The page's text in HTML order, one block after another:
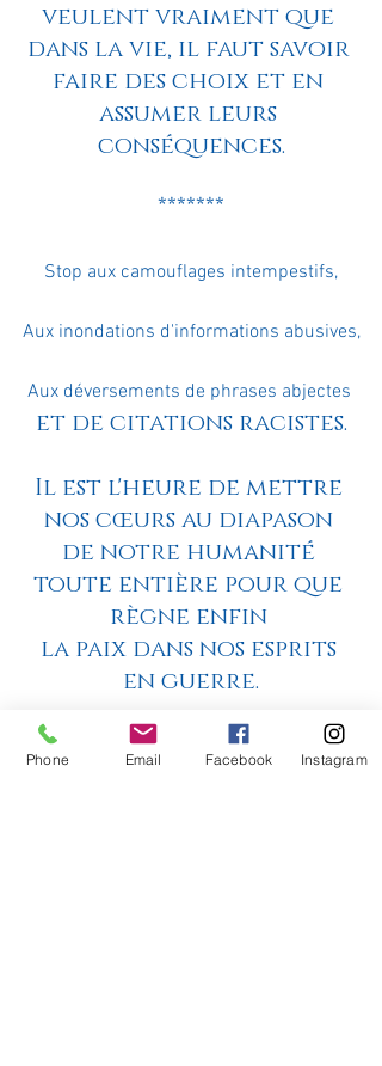
veulent vraiment que
dans la vie, il faut savoir
faire des choix et en
assumer leurs
conséquences.
*******
Stop aux camouflages intempestifs,
Aux inondations d'informations abusives,
Aux déversements de phrases abjectes
et de citations racistes.
Il est l'heure de mettre
nos cœurs au diapason
de notre humanité
toute entière pour que
règne enfin
la paix dans nos esprits
en guerre.
Phone Email Facebook Instagram